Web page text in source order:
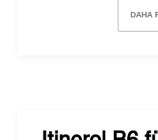
DAHA